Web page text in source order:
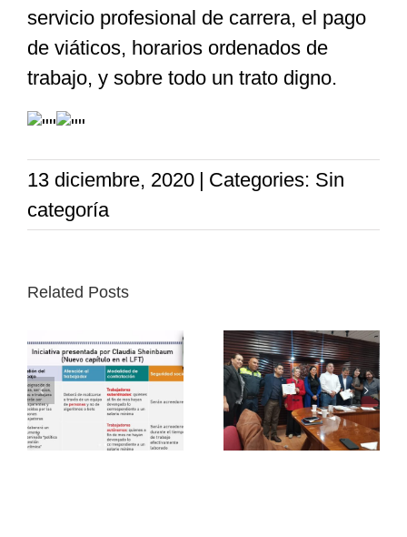
servicio profesional de carrera, el pago
de viáticos, horarios ordenados de
trabajo, y sobre todo un trato digno.
13 diciembre, 2020 | Categories: Sin
categoría
Related Posts